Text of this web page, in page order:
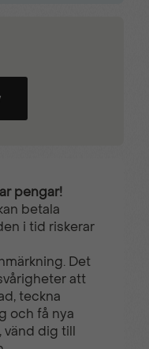
pengar!
betala
i tid riskerar
Det
att
teckna
och få nya
vänd dig till